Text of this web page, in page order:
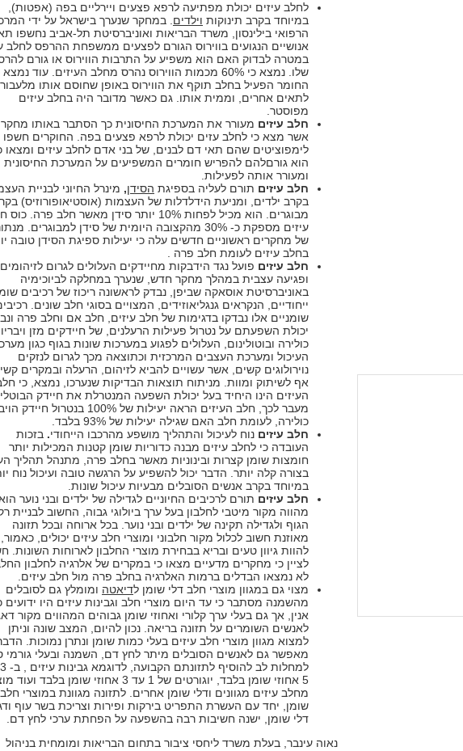
לחלב עיזים יכולת מפתיעה לרפא פצעים ויירליים בפה (אפטות),
במיוחד בקרב תינוקות וילדים . במחקר שנערך בישראל על ידי
הרפואי בילינסון, משרד הבריאות ואוניברסיטת תל-אביב נחשפו
אנושיים הנגועים בווירוס הגורם לפצעים ממשפחת ההרפס לחלב
במטרה לבדוק האם הוא משפיע על התרבות הווירוס או גורם
שלו. נמצא כי 60% מכמות הווירוס נהרס מחלב העיזים. עוד נמצא
החומר הפעיל בחלב תוקף את הווירוס באופן שחוסם אותו מלעבור
לתאים אחרים, וממית אותו. גם כאשר מדובר היה בחלב עיזים
מפוסטר.
חלב עיזים מעורר את המערכת החיסונית כך הסתבר באותו מחקר
אשר מצא כי לחלב עזים יכולת לרפא פצעים בפה. החוקרים חשפו
לימפוציטים שהם תאי דם לבנים, של בני אדם לחלב עיזים ומצאו
הוא גורםלהם להפריש חומרים המשפיעים על המערכת החיסונית
ומעורר אותה לפעילות.
חלב עיזים תורם לעליה בספיגת הסידן, מינרל החיוני לבניית
בקרב ילדים, ומניעת הידלדלות של העצמות (אוסטיאופורוזיס)
מבוגרים. הוא מכיל לפחות 10% יותר סידן מאשר חלב פרה.
עיזים מספקת כ- 30% מהקצובה היומית של סידן למבוגרים.
של מחקרים ראשוניים חדשים עלה כי יעילות ספיגת הסידן טובה
בחלב עיזים לעומת חלב פרה .
חלב עיזים פועל נגד הידבקות מחיידקים העלולים לגרום לזיהומים
ופגיעה עצבית במהלך מחקר חדש, שנערך במחלקה לביוכימיה
באוניברסיטת אוסאקה שביפן, נבדק לראשונה ריכוז של רכיבים
ייחודיים, הנקראים גנגליאוזידים, המצויים בסוגי חלב שונים.
שומניים אלו נבדקו בדגימות של חלב עיזים, חלב אם וחלב פרה
יכולת השפעתם על נטרול פעילות הרעלנים, של חיידקים מזן
כולירה ובוטולינום, העלולים לפגוע במערכות שונות בגוף כגון
העיכול ומערכת העצבים המרכזית וכתוצאה מכך לגרום לנזקים
נוירולוגים קשים, אשר עשויים להביא לזיהום, הרעלה ובמקרים
אף לשיתוק ומוות. מניתוח תוצאות הבדיקות שנערכו, נמצא, כי
העיזים הינו היחיד בעל יכולת השפעה המנטרלת את חיידק
מעבר לכך, חלב העיזים הראה יעילות של 100% בנטרול
כולירה, לעומת חלב האם שגילה יעילות של 93% בלבד.
חלב עיזים נוח לעיכול והתהליך מושפע מהרכבו הייחודי. בזכות
העובדה כי לחלב עיזים מבנה כדוריות שומן קטנות המכילות יותר
חומצות שומן קצרות ובינוניות מאשר בחלב פרה, מתנהל תהליך
בצורה קלה יותר. הדבר יכול להשפיע על הרגשה טובה ועיכול נוח
במיוחד בקרב אנשים הסובלים מבעיות עיכול שונות.
חלב עיזים תורם לרכיבים החיוניים לגדילה של ילדים ובני נוער
מהווה מקור מיטבי לחלבון בעל ערך ביולוגי גבוה, החשוב לבניית
הגוף ולגדילה תקינה של ילדים ובני נוער. בכל ארוחה ובכל תזונה
מאוזנת חשוב לכלול מקור חלבוני ומוצרי חלב עיזים יכולים, כאמור,
להוות גיוון טעים ובריא בבחירת מוצרי החלבון לארוחות השונות.
לציין כי מחקרים מדעיים מצאו כי במקרים של אלרגיה לחלבון
לא נמצאו הבדלים ברמות האלרגיה בחלב פרה מול חלב עיזים.
מצוי גם במגוון מוצרי חלב דלי שומן לדיאטה ומומלץ גם לסובלים
מהשמנה מסתבר כי עד היום מוצרי חלב וגבינות עיזים היו ידועים
אנין, אך גם בעלי ערך קלורי ואחוזי שומן גבוהים המהווים מקור
לאנשים השומרים על תזונה בריאה. נכון להיום, המצב שונה וניתן
למצוא מגוון מוצרי חלב עיזים בעלי כמות שומן ונתרן נמוכות.
מאפשר גם לאנשים הסובלים מיתר לחץ דם, השמנה ובעלי גורמי
5 אחוזי שומן בלבד, יוגורטים של 1 עד 3 אחוזי שומן בלבד
מחלב עיזים מגוונים ודלי שומן אחרים. לתזונה מגוונת במוצרי
שומן, יחד עם העשרת התפריט בירקות ופירות וצריכת בשר עוף
דלי שומן, ישנה חשיבות רבה בהשפעה על הפחתת ערכי לחץ דם.
נאוה עינבר, בעלת משרד ליחסי ציבור בתחום הבריאות ומומחית בניהול